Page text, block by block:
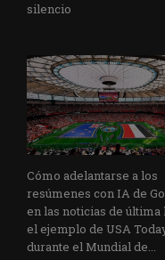
silencio
Cómo adelantarse a los
resúmenes con IA de
en las noticias de última
el ejemplo de USA
durante el Mundial de...